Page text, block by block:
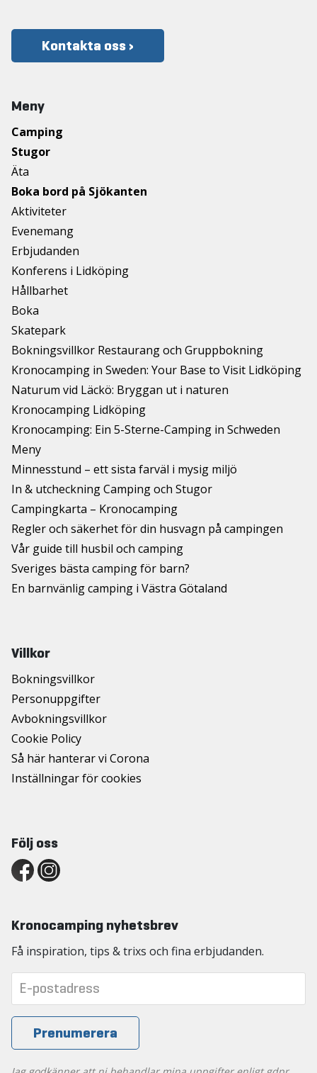
Kontakta oss ›
Meny
Camping
Stugor
Äta
Boka bord på Sjökanten
Aktiviteter
Evenemang
Erbjudanden
Konferens i Lidköping
Hållbarhet
Boka
Skatepark
Bokningsvillkor Restaurang och Gruppbokning
Kronocamping in Sweden: Your Base to Visit Lidköping
Naturum vid Läckö: Bryggan ut i naturen
Kronocamping Lidköping
Kronocamping: Ein 5-Sterne-Camping in Schweden
Meny
Minnesstund – ett sista farväl i mysig miljö
In & utcheckning Camping och Stugor
Campingkarta – Kronocamping
Regler och säkerhet för din husvagn på campingen
Vår guide till husbil och camping
Sveriges bästa camping för barn?
En barnvänlig camping i Västra Götaland
Villkor
Bokningsvillkor
Personuppgifter
Avbokningsvillkor
Cookie Policy
Så här hanterar vi Corona
Inställningar för cookies
Följ oss
Kronocamping nyhetsbrev
Få inspiration, tips & trixs och fina erbjudanden.